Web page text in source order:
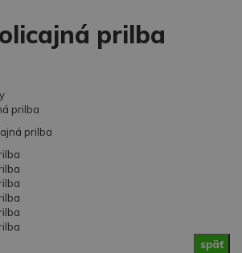
prilba
prilba
späť